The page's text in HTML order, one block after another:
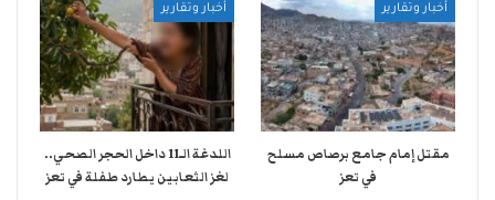
أخبار وتقارير
مقتل إمام جامع برصاص مسلح
في تعز
أخبار وتقارير
اللدغة الـ11 داخل الحجر الصحي..
لغز الثعابين يطارد طفلة في تعز